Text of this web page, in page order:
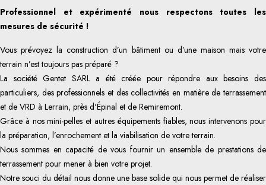
Professionnel et expérimenté nous respectons toutes les
mesures de sécurité !
Vous prévoyez la construction d’un bâtiment ou d’une maison mais votre
terrain n’est toujours pas préparé ?
La société Gentet SARL a été créée pour répondre aux besoins des
particuliers, des professionnels et des collectivités en matière de terrassement
et de VRD à Lerrain, près d'Épinal et de Remiremont.
Grâce à nos mini-pelles et autres équipements fiables, nous intervenons pour
la préparation, l’enrochement et la viabilisation de votre terrain.
Nous sommes en capacité de vous fournir un ensemble de prestations de
terrassement pour mener à bien votre projet.
Notre souci du détail nous donne une base solide qui nous permet de réaliser